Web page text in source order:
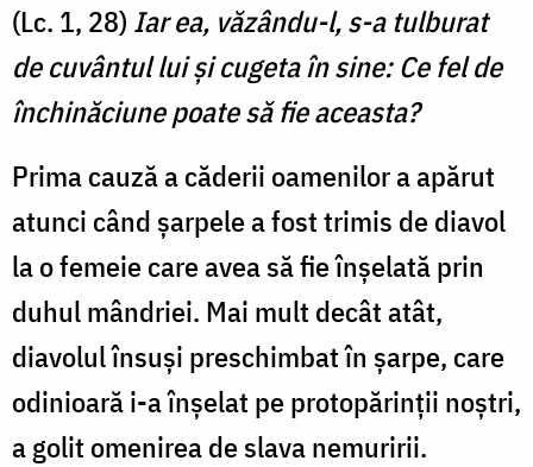
(Lc. 1, 28) Iar ea, văzându-l, s-a tulburat
de cuvântul lui şi cugeta în sine: Ce fel de
închinăciune poate să fie aceasta?
Prima cauză a căderii oamenilor a apărut
atunci când șarpele a fost trimis de diavol
la o femeie care avea să fie înșelată prin
duhul mândriei. Mai mult decât atât,
diavolul însuși preschimbat în șarpe, care
odinioară i-a înșelat pe protopărinții noștri,
a golit omenirea de slava nemuririi.